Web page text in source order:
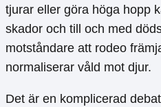
tjurar eller göra höga hopp
skador och till och med
motståndare att rodeo
normaliserar våld mot djur.
Det är en komplicerad